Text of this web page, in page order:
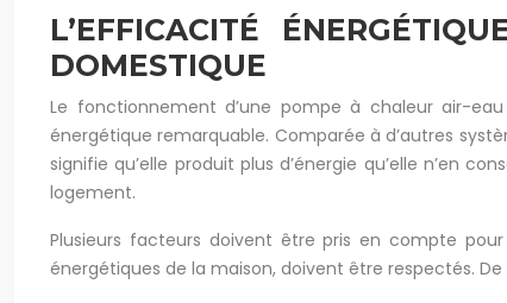
L’EFFICACITÉ
DOMESTIQUE
Le fonctionnement d’une pompe à chaleur air-
énergétique remarquable. Comparée à d’autres
signifie qu’elle produit plus d’énergie qu’elle n’en
logement.
Plusieurs facteurs doivent être pris en compte
énergétiques de la maison, doivent être respectés.